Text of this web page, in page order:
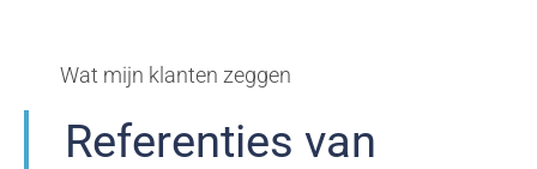
Wat mijn klanten zeggen
Referenties van